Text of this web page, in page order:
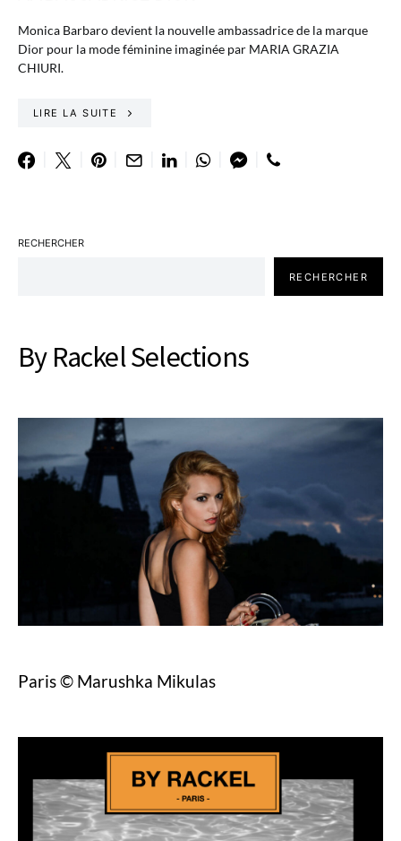
Monica Barbaro devient la nouvelle ambassadrice de la marque
Dior pour la mode féminine imaginée par MARIA GRAZIA
CHIURI.
LIRE LA SUITE
RECHERCHER
RECHERCHER
By Rackel Selections
Paris © Marushka Mikulas